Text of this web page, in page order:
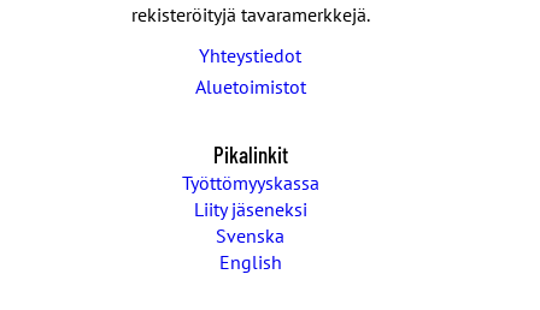
rekisteröityjä tavaramerkkejä.
Yhteystiedot
Aluetoimistot
Pikalinkit
Työttömyyskassa
Liity jäseneksi
Svenska
English